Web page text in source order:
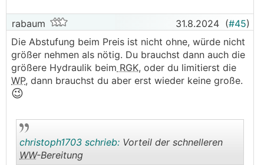
rabaum 31.8.2024 (#45)
Die Abstufung beim Preis ist nicht ohne, würde nicht
größer nehmen als nötig. Du brauchst dann auch die
größere Hydraulik beim RGK, oder du limitierst die
WP, dann brauchst du aber erst wieder keine große.
😉
christoph1703 schrieb: Vorteil der schnelleren
WW-Bereitung